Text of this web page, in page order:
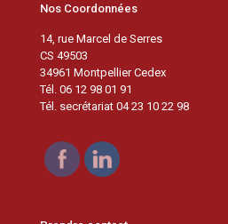
Nos Coordonnées
14, rue Marcel de Serres
CS 49503
34961 Montpellier Cedex
Tél. 06 12 98 01 91
Tél. secrétariat 04 23 10 22 98